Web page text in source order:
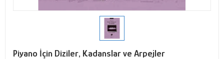
Piyano İçin Diziler, Kadanslar ve Arpejler